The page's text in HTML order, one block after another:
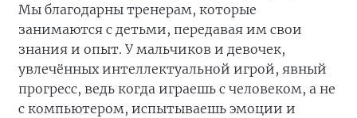
Мы благодарны тренерам, которые
занимаются с детьми, передавая им свои
знания и опыт. У мальчиков и девочек,
увлечённых интеллектуальной игрой, явный
прогресс, ведь когда играешь с человеком, а не
с компьютером, испытываешь эмоции и